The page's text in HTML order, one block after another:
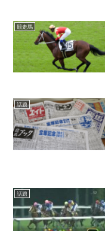
競走馬
話題
話題